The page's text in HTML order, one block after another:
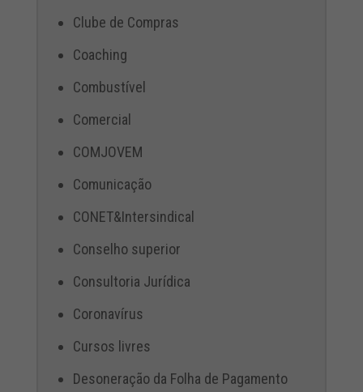
Clube de Compras
Coaching
Combustível
Comercial
COMJOVEM
Comunicação
CONET&Intersindical
Conselho superior
Consultoria Jurídica
Coronavírus
Cursos livres
Desoneração da Folha de Pagamento